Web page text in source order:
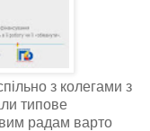
з колегами з
типове
радам варто